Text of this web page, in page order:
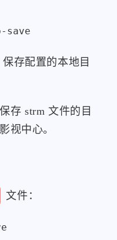
保存配置的本地目
存 strm 文件的目
视中心。
文件：